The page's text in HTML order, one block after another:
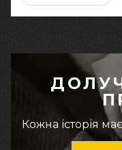
Кожна історія